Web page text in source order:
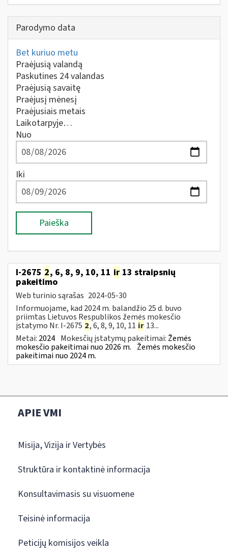
Parodymo data
Bet kuriuo metu
Praėjusią valandą
Paskutines 24 valandas
Praėjusią savaitę
Praėjusį mėnesį
Praėjusiais metais
Laikotarpyje…
Nuo
Iki
Paieška
I-2675 2, 6, 8, 9, 10, 11 ir 13 straipsnių
pakeitimo
Web turinio sąrašas 2024-05-30
Informuojame, kad 2024 m. balandžio 25 d. buvo
priimtas Lietuvos Respublikos žemės mokesčio
įstatymo Nr. I-2675 2, 6, 8, 9, 10, 11 ir 13...
Metai: 2024 Mokesčių įstatymų pakeitimai: Žemės
mokesčio pakeitimai nuo 2026 m. Žemės mokesčio
pakeitimai nuo 2024 m.
APIE VMI
Misija, Vizija ir Vertybės
Struktūra ir kontaktinė informacija
Konsultavimasis su visuomene
Teisinė informacija
Peticijų komisijos veikla